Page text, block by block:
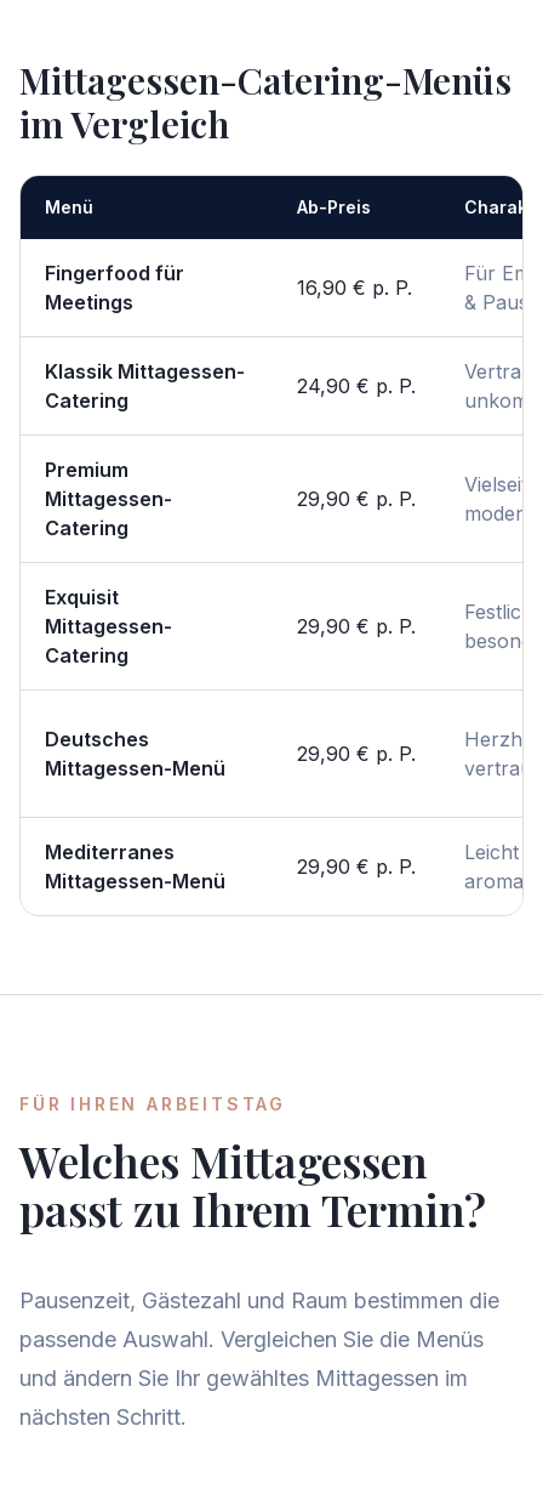
Mittagessen-Catering-Menüs
im Vergleich
Menü Ab-Preis
Fingerfood für
Meetings
16,90 € p. P.
Für
& Pause
Klassik Mittagessen-
Catering
24,90 € p. P.
Vertraut
Premium
Mittagessen-
Catering
29,90 € p. P.
modern
Exquisit
Mittagessen-
Catering
29,90 € p. P.
Festlich
Deutsches
Mittagessen-Menü
29,90 € p. P.
vertraut
Mediterranes
Mittagessen-Menü
29,90 € p. P.
Leicht &
FÜR IHREN ARBEITSTAG
Welches Mittagessen
passt zu Ihrem Termin?
Pausenzeit, Gästezahl und Raum bestimmen die
passende Auswahl. Vergleichen Sie die Menüs
und ändern Sie Ihr gewähltes Mittagessen im
nächsten Schritt.